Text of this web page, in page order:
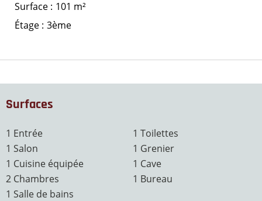
Surface
101 m²
Étage 3ème
Surfaces
1 Entrée
1 Salon
1 Cuisine équipée
2 Chambres
1 Salle de bains
1 Toilettes
1 Grenier
1 Cave
1 Bureau